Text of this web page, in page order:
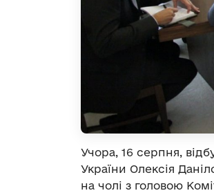
Учора, 16 серпня,
України Олексія
на чолі з головою